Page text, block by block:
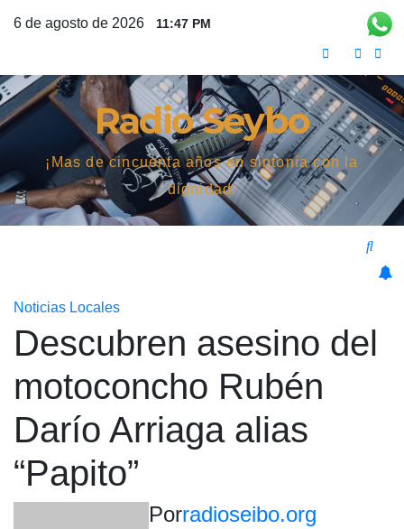
6 de agosto de 2026 11:47 PM
Radio Seybo
¡Mas de cincuenta años en sintonía con la
dignidad!
Noticias Locales
Descubren asesino del
motoconcho Rubén
Darío Arriaga alias
“Papito”
Porradioseibo.org